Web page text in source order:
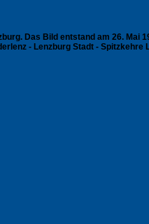
Das Bild entstand am 26. Mai
- Lenzburg Stadt - Spitzkehre